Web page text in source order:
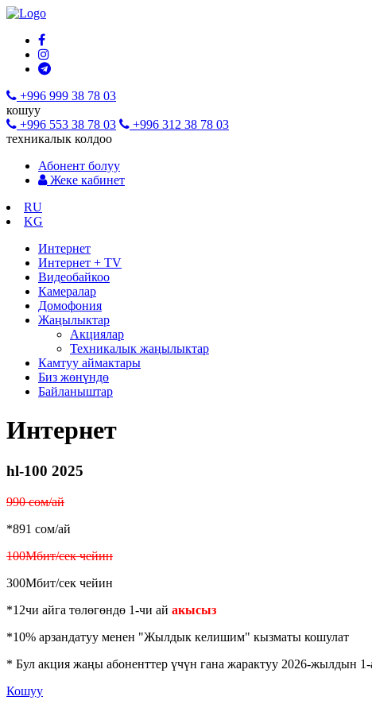
+996 999 38 78 03
кошуу
+996 553 38 78 03
+996 312 38 78 03
техникалык колдоо
Абонент болуу
Жеке кабинет
RU
KG
Интернет
Интернет + TV
Видеобайкоо
Камералар
Домофония
Жаңылыктар
Акциялар
Техникалык жаңылыктар
Камтуу аймактары
Биз жөнүндө
Байланыштар
Интернет
hl-100 2025
990 сом/ай
*891 сом/ай
100Мбит/сек чейин
300Мбит/сек чейин
*12чи айга төлөгөндө 1-чи ай акысыз
*10% арзандатуу менен "Жылдык келишим" кызматы кошулат
* Бул акция жаңы абоненттер үчүн гана жарактуу 2026-жылдын 1-
Кошуу